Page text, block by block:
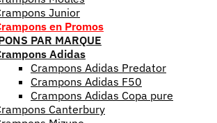
Junior
en Promos
PAR MARQUE
Adidas
Crampons Adidas Predator
Crampons Adidas F50
Crampons Adidas Copa pure
Canterbury